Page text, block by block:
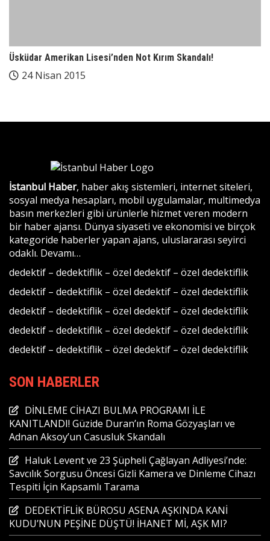
Üsküdar Amerikan Lisesi’nden Not Kırım Skandalı!
24 Nisan 2015
İstanbul Haber, haber akış sistemleri, internet siteleri,
sosyal medya hesapları, mobil uygulamalar, multimedya
basın merkezleri gibi ürünlerle hizmet veren modern
bir haber ajansı. Dünya siyaseti ve ekonomisi ve birçok
kategoride haberler yapan ajans, uluslararası seyirci
odaklı. Devamı…
dedektif – dedektiflik – özel dedektif – özel dedektiflik
dedektif – dedektiflik – özel dedektif – özel dedektiflik
dedektif – dedektiflik – özel dedektif – özel dedektiflik
dedektif – dedektiflik – özel dedektif – özel dedektiflik
dedektif – dedektiflik – özel dedektif – özel dedektiflik
SON HABERLER
DİNLEME CİHAZI BULMA PROGRAMI İLE
KANITLANDI! Güzide Duran’ın Roma Gözyaşları ve
Adnan Aksoy’un Casusluk Skandalı
Haluk Levent ve 23 Şüpheli Çağlayan Adliyesi’nde:
Savcılık Sorgusu Öncesi Gizli Kamera ve Dinleme Cihazı
Tespiti İçin Kapsamlı Tarama
DEDEKTİFLİK BÜROSU ASENA AŞKINDA KANİ
KUDU’NUN PEŞİNE DÜŞTÜ! İHANET Mİ, AŞK MI?